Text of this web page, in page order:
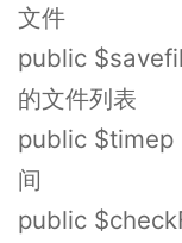
文件
public
的文件列表
public $timep
间
public